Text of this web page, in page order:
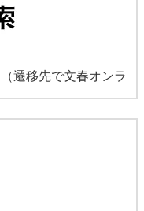
（遷移先で文春オンラ